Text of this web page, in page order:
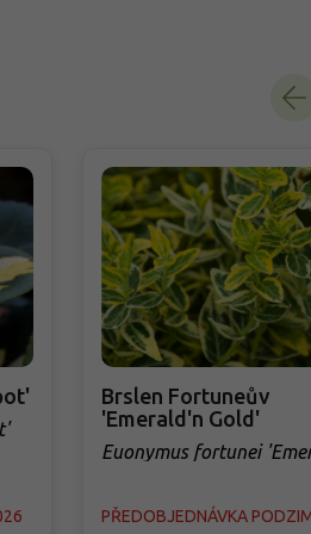
Brslen Fortuneův
'Emerald'n Gold'
Euonymus fortunei
PŘEDOBJEDNÁVKA